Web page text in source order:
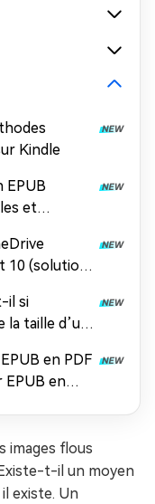
Kindle
EPUB
et
10 (solution
il si
la taille d’un
en PDF
EPUB en
images flous
t-il un moyen
existe. Un